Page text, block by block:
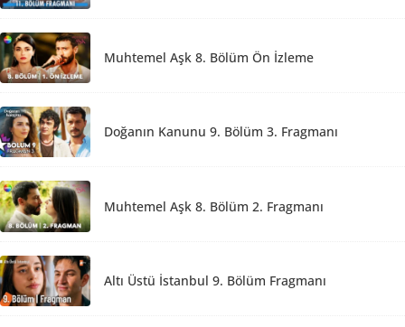
Muhtemel Aşk 8. Bölüm Ön İzleme
Doğanın Kanunu 9. Bölüm 3. Fragmanı
Muhtemel Aşk 8. Bölüm 2. Fragmanı
Altı Üstü İstanbul 9. Bölüm Fragmanı